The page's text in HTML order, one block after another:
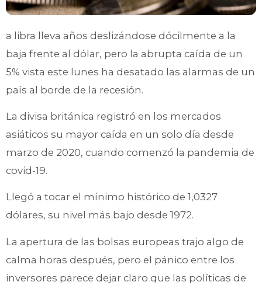
a libra lleva años deslizándose dócilmente a la
baja frente al dólar, pero la abrupta caída de un
5% vista este lunes ha desatado las alarmas de un
país al borde de la recesión.
La divisa británica registró en los mercados
asiáticos su mayor caída en un solo día desde
marzo de 2020, cuando comenzó la pandemia de
covid-19.
Llegó a tocar el mínimo histórico de 1,0327
dólares, su nivel más bajo desde 1972.
La apertura de las bolsas europeas trajo algo de
calma horas después, pero el pánico entre los
inversores parece dejar claro que las políticas de